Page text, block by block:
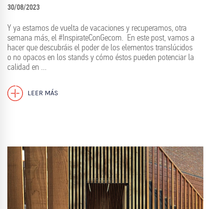
30/08/2023
Y ya estamos de vuelta de vacaciones y recuperamos, otra
semana más, el #InspirateConGecom. En este post, vamos a
hacer que descubráis el poder de los elementos translúcidos
o no opacos en los stands y cómo éstos pueden potenciar la
calidad en …
LEER MÁS